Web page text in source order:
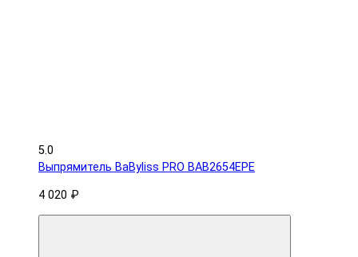
5.0
Выпрямитель BaByliss PRO BAB2654EPE
4 020 ₽